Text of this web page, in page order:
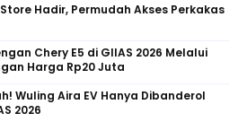
Hadir, Permudah Akses Perkakas
Chery E5 di GIIAS 2026 Melalui
Harga Rp20 Juta
Wuling Aira EV Hanya Dibanderol
2026